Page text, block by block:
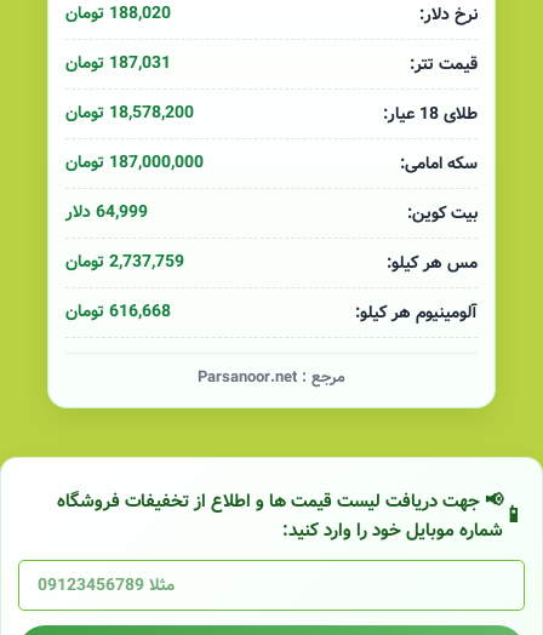
نرخ دلار:
188,020 تومان
قیمت تتر:
187,031 تومان
طلای 18 عیار:
18,578,200 تومان
سکه امامی:
187,000,000 تومان
بیت کوین:
64,999 دلار
مس هر کیلو:
2,737,759 تومان
آلومینیوم هر کیلو:
616,668 تومان
مرجع : Parsanoor.net
📢 جهت دریافت لیست قیمت ها و اطلاع از تخفیفات فروشگاه
شماره موبایل خود را وارد کنید: